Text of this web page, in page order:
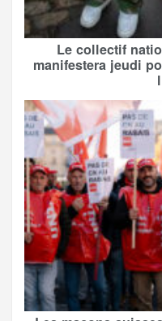
Le collectif
manifestera jeudi